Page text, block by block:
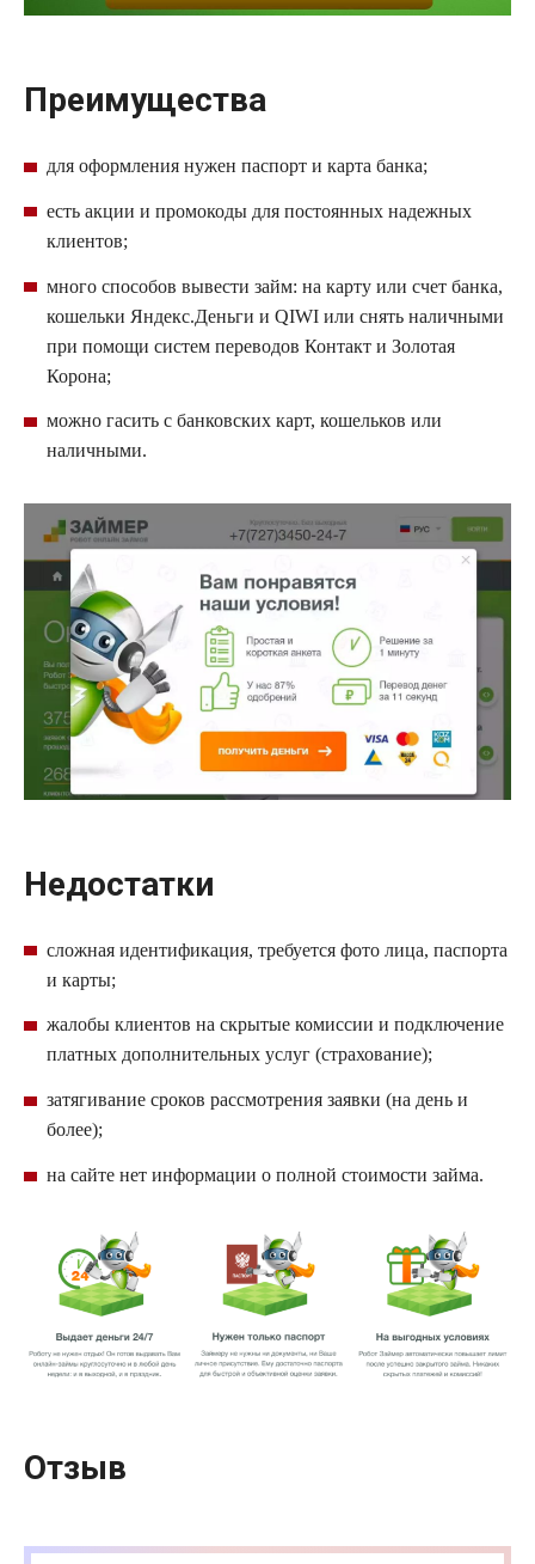
Преимущества
для оформления нужен паспорт и карта банка;
есть акции ипромокоды для постоянных надежных
клиентов;
много способов вывестизайм: на карту или счет банка,
кошельки Яндекс.Деньги иQIWI или снять наличными
при помощи систем переводов Контакт и Золотая
Корона;
можно гасить с банковских карт, кошельков или
наличными.
Недостатки
сложная идентификация, требуется фото лица, паспорта
и карты;
жалобы клиентов на скрытые комиссии и подключение
платных дополнительных услуг (страхование);
затягивание сроков рассмотрения заявки (на день и
более);
на сайте нет информации о полной стоимости займа.
Отзыв